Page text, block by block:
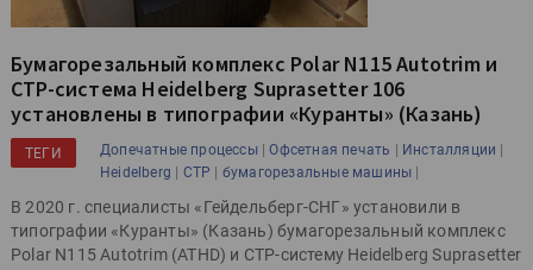
Бумагорезальный комплекс Polar N115 Autotrim и
CTP-система Heidelberg Suprasetter 106
установлены в типографии «Куранты» (Казань)
ТЕГИ Допечатные процессы|Офсетная печать | Инсталляции |
Heidelberg | CTP | бумагорезальные машины |
В 2020 г. специалисты «Гейдельберг-СНГ» установили в
типографии «Куранты» (Казань) бумагорезальный комплекс
Polar N115 Autotrim (ATHD) и CTP-систему Heidelberg Suprasetter